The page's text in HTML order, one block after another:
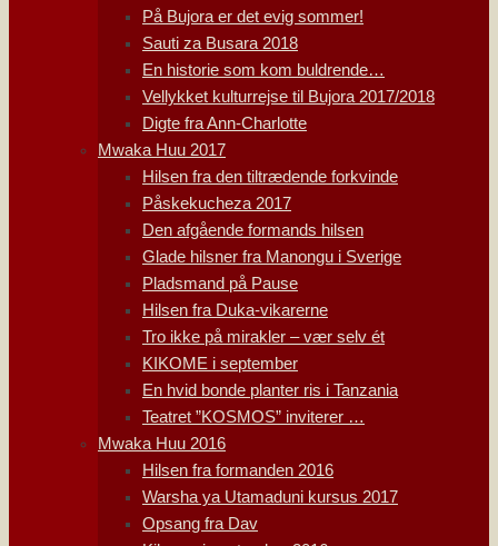
På Bujora er det evig sommer!
Sauti za Busara 2018
En historie som kom buldrende…
Vellykket kulturrejse til Bujora 2017/2018
Digte fra Ann-Charlotte
Mwaka Huu 2017
Hilsen fra den tiltrædende forkvinde
Påskekucheza 2017
Den afgående formands hilsen
Glade hilsner fra Manongu i Sverige
Pladsmand på Pause
Hilsen fra Duka-vikarerne
Tro ikke på mirakler – vær selv ét
KIKOME i september
En hvid bonde planter ris i Tanzania
Teatret ”KOSMOS” inviterer …
Mwaka Huu 2016
Hilsen fra formanden 2016
Warsha ya Utamaduni kursus 2017
Opsang fra Dav